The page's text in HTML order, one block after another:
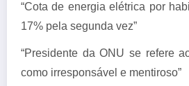
“Cota de energia elétrica por
17% pela segunda vez”
“Presidente da ONU se refere
como irresponsável e mentiroso”